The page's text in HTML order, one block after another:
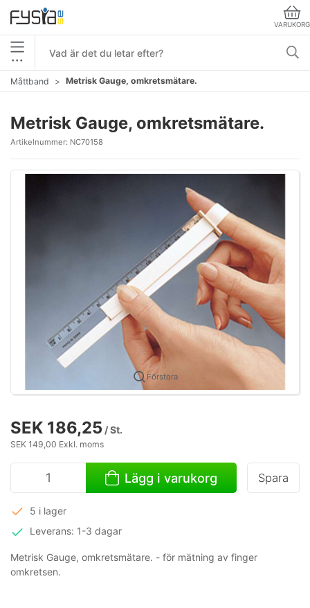
VARUKORG
•••
Måttband Metrisk Gauge, omkretsmätare.
Metrisk Gauge, omkretsmätare.
Artikelnummer: NC70158
Förstora
SEK 186,25 / St.
SEK 149,00 Exkl. moms
Lägg i varukorg Spara
5 i lager
Leverans: 1-3 dagar
Metrisk Gauge, omkretsmätare. - för mätning av finger
omkretsen.